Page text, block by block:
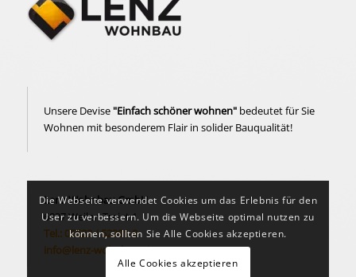
Unsere Devise "Einfach schöner wohnen"bedeutet für Sie
Wohnen mit besonderem Flair in solider Bauqualität!
Lenz Wohnbau GmbH
6837 Weiler, Treiet 1
Tel.: 05523 / 52391-0
info@lenz-wohnbau.at
Die Webseite verwendet Cookies um das Erlebnis für den
User zu verbessern. Um die Webseite optimal nutzen zu
können, sollten Sie Alle Cookies akzeptieren.
Alle Cookies akzeptieren